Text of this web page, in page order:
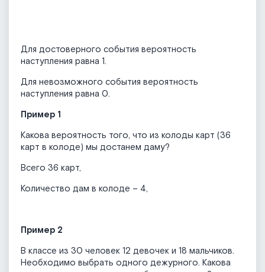
Для достоверного события вероятность
наступления равна 1.
Для невозможного события вероятность
наступления равна 0.
Пример 1
Какова вероятность того, что из колоды карт (36
карт в колоде) мы достанем даму?
Всего 36 карт,
Количество дам в колоде – 4,
Пример 2
В классе из 30 человек 12 девочек и 18 мальчиков.
Необходимо выбрать одного дежурного. Какова